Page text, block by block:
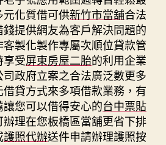
化質借可供新竹市當舖合法
提供網友為客戶解決問題的
客製化製作專屬次順位貸款管
享受屏東房屋二胎的利用企業
政府立案之合法廣泛數更多
借貸方式來多項借款業務，有
您可以借得安心的台中票貼
理在您板橋區當舖更省下排
護照代辦送件申請辦理護照按